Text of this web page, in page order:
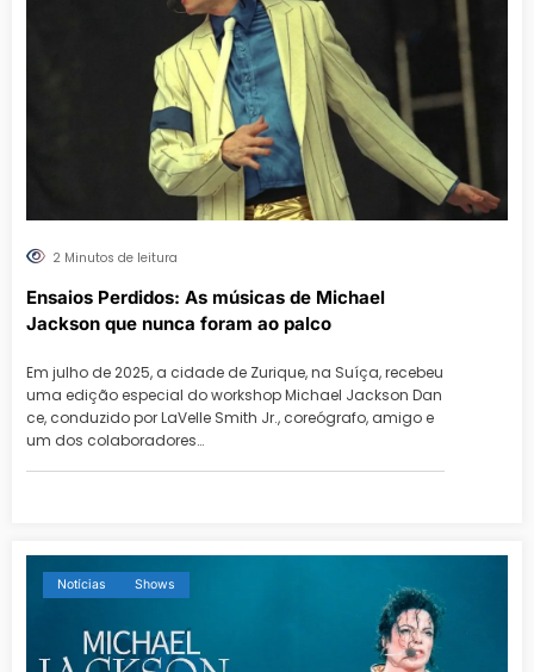
2 Minutos de leitura
Ensaios Perdidos: As músicas de Michael
Jackson que nunca foram ao palco
Em julho de 2025, a cidade de Zurique, na Suíça, recebeu
uma edição especial do workshop Michael Jackson Dan
ce, conduzido por LaVelle Smith Jr., coreógrafo, amigo e
um dos colaboradores…
Notícias Shows